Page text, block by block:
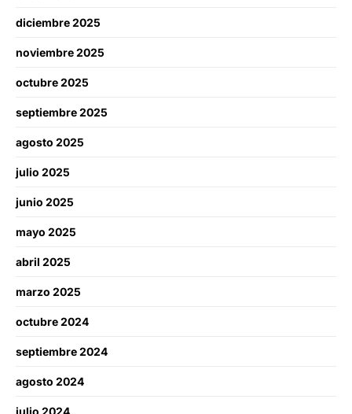
diciembre 2025
noviembre 2025
octubre 2025
septiembre 2025
agosto 2025
julio 2025
junio 2025
mayo 2025
abril 2025
marzo 2025
octubre 2024
septiembre 2024
agosto 2024
julio 2024